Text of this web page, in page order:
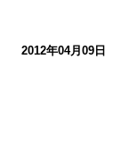
2012年04月09日